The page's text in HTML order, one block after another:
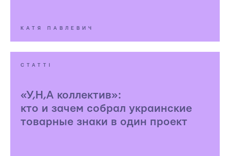
КАТЯ ПАВЛЕВИЧ
СТАТТІ
«У,Н,А коллектив»:
кто и зачем собрал украинские
товарные знаки в один проект